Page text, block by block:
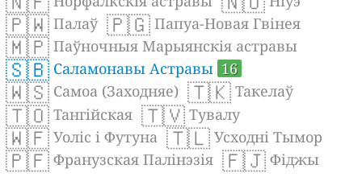
🇵🇼 Палаў 🇵🇬 Папуа-Новая Гвінея
🇲🇵 Паўночныя Марыянскія астравы
🇸🇧 Саламонавы Астравы 16
🇼🇸 Самоа (Заходняе) 🇹🇰 Такелаў
🇹🇴 Тангійская 🇹🇻 Тувалу
🇼🇫 Уоліс і Футуна 🇹🇱 Усходні Тымор
🇵🇫 Франузская Палінэзія 🇫🇯 Фіджы